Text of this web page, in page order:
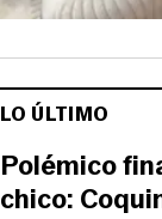
LO ÚLTIMO
Polémico
chico: